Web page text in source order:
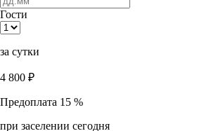
Гости
за сутки
4 800 ₽
Предоплата 15 %
при заселении сегодня